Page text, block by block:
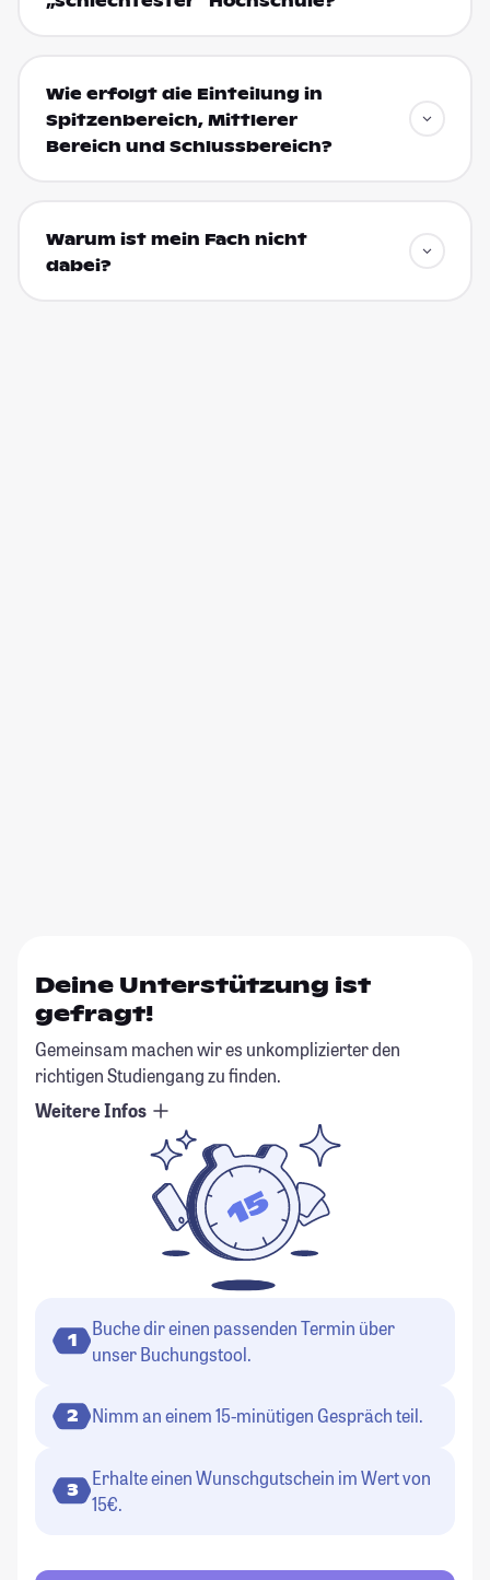
Wie erfolgt die Einteilung in
Spitzenbereich, Mittlerer
Bereich und Schlussbereich?
Warum ist mein Fach nicht
dabei?
Deine Unterstützung ist
gefragt!
Gemeinsam machen wir es unkomplizierter den
richtigen Studiengang zu finden.
Weitere Infos
1
Buche dir einen passenden Termin über
unser Buchungstool.
2 Nimm an einem 15-minütigen Gespräch teil.
3
Erhalte einen Wunschgutschein im Wert von
15€.